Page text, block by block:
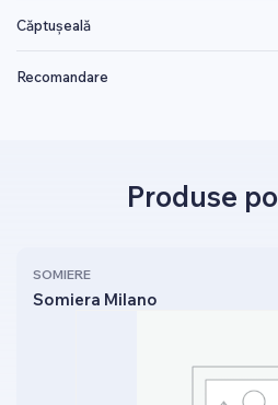
Căptușeală
Recomandare
Produse
SOMIERE
Somiera Milano